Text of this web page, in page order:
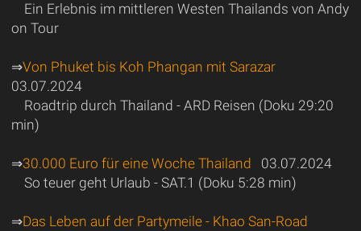
Ein Erlebnis im mittleren Westen Thailands von Andy
on Tour
⇒Von Phuket bis Koh Phangan mit Sarazar
03.07.2024
Roadtrip durch Thailand - ARD Reisen (Doku 29:20
min)
⇒30.000 Euro für eine Woche Thailand 03.07.2024
So teuer geht Urlaub - SAT.1 (Doku 5:28 min)
⇒Das Leben auf der Partymeile - Khao San-Road